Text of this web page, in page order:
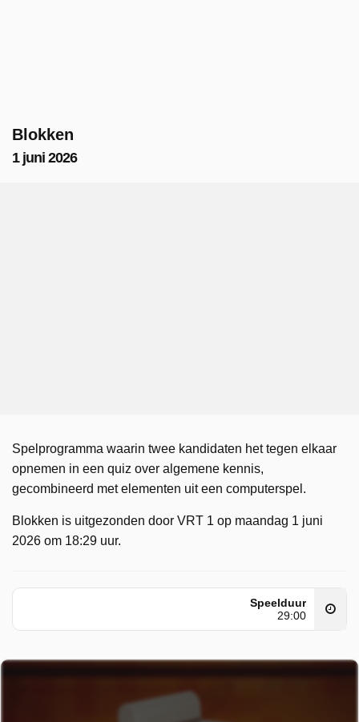
Blokken
1 juni 2026
Spelprogramma waarin twee kandidaten het tegen elkaar
opnemen in een quiz over algemene kennis,
gecombineerd met elementen uit een computerspel.
Blokken is uitgezonden door VRT 1 op maandag 1 juni
2026 om 18:29 uur.
Speelduur
29:00